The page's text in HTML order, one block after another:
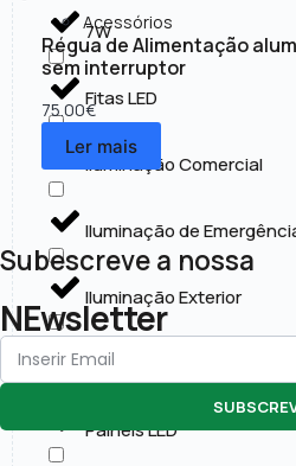
7W
Fitas LED
Iluminação Comercial
Iluminação de
Iluminação Exterior
Lâmpadas LED
Painéis LED
Acessórios
Régua de Alimentação
sem interruptor
75.00€
Ler mais
Subescreve a nossa
NEwsletter